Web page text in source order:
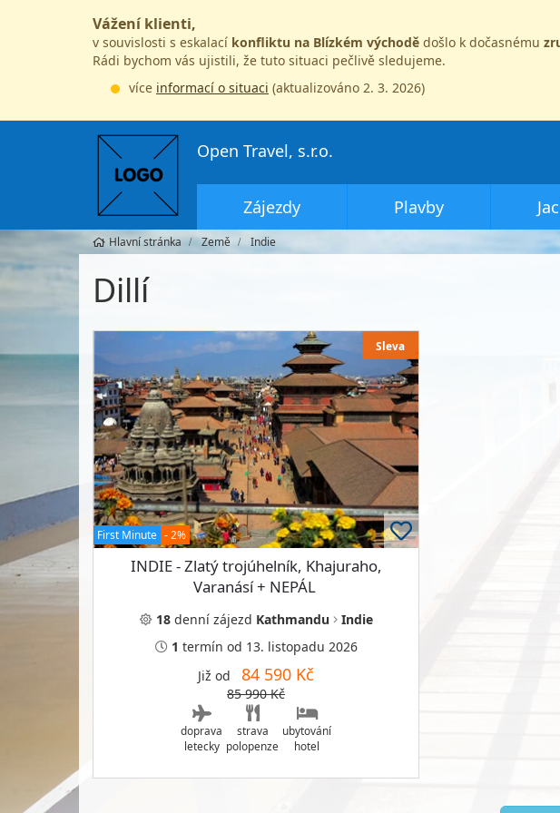
Vážení klienti,
v souvislosti s eskalací konfliktu na Blízkém východě došlo k dočasnému
Rádi bychom vás ujistili, že tuto situaci pečlivě sledujeme.
více informací o situaci (aktualizováno 2. 3. 2026)
Open Travel, s.r.o.
Zájezdy Plavby
Hlavní stránka Země Indie
Dillí
Sleva
First Minute - 2%
INDIE - Zlatý trojúhelník, Khajuraho,
Varanásí + NEPÁL
18dennízájezd Kathmandu
Indie
1 termín od 13. listopadu 2026
Již od 84 590 Kč
85 990 Kč
doprava
letecky
strava
polopenze
ubytování
hotel